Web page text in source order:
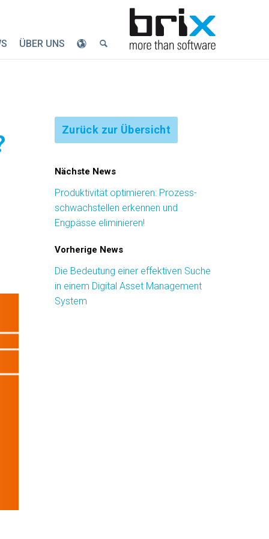
ÜBER UNS
Zurück zur Übersicht
Nächste News
Produktivität optimieren: Prozess­
schwach­stellen erkennen und
Engpässe eliminieren!
Vorherige News
Die Bedeutung einer effektiven Suche
in einem Digital Asset Management
System